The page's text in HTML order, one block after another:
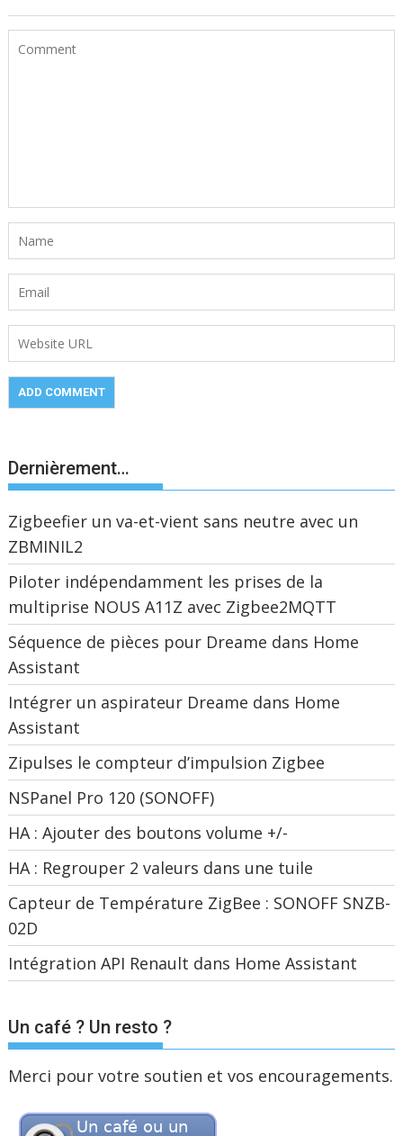
Dernièrement…
Zigbeefier un va-et-vient sans neutre avec un
ZBMINIL2
Piloter indépendamment les prises de la
multiprise NOUS A11Z avec Zigbee2MQTT
Séquence de pièces pour Dreame dans Home
Assistant
Intégrer un aspirateur Dreame dans Home
Assistant
Zipulses le compteur d’impulsion Zigbee
NSPanel Pro 120 (SONOFF)
HA : Ajouter des boutons volume +/-
HA : Regrouper 2 valeurs dans une tuile
Capteur de Température ZigBee : SONOFF SNZB-
02D
Intégration API Renault dans Home Assistant
Un café ? Un resto ?
Merci pour votre soutien et vos encouragements.